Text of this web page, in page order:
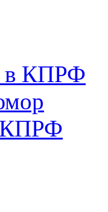
в КПРФ
КПРФ